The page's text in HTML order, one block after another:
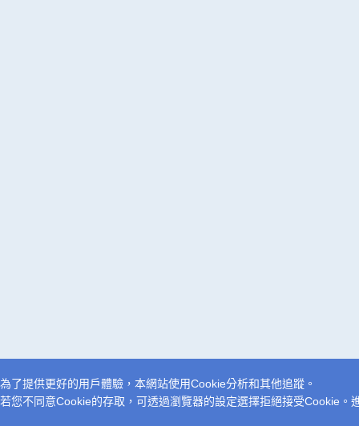
為了提供更好的用戶體驗，本網站使用Cookie分析和其他追蹤。
若您不同意Cookie的存取，可透過瀏覽器的設定選擇拒絕接受Cookie。